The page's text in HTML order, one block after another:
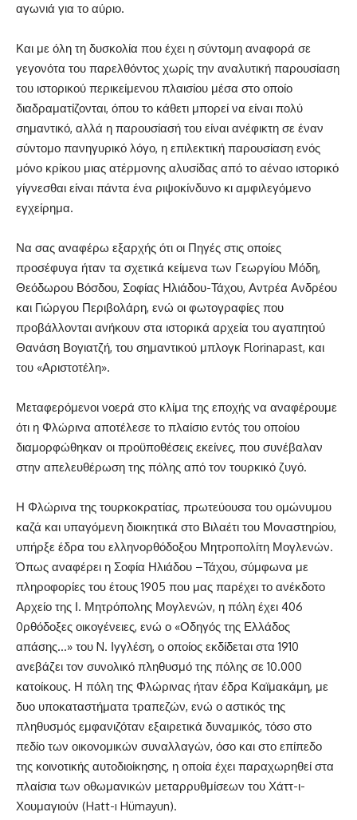
αγωνιά για το αύριο.
Και με όλη τη δυσκολία που έχει η σύντομη αναφορά σε
γεγονότα του παρελθόντος χωρίς την αναλυτική παρουσίαση
του ιστορικού περικείμενου πλαισίου μέσα στο οποίο
διαδραματίζονται, όπου το κάθετι μπορεί να είναι πολύ
σημαντικό, αλλά η παρουσίασή του είναι ανέφικτη σε έναν
σύντομο πανηγυρικό λόγο, η επιλεκτική παρουσίαση ενός
μόνο κρίκου μιας ατέρμονης αλυσίδας από το αέναο ιστορικό
γίγνεσθαι είναι πάντα ένα ριψοκίνδυνο κι αμφιλεγόμενο
εγχείρημα.
Να σας αναφέρω εξαρχής ότι οι Πηγές στις οποίες
προσέφυγα ήταν τα σχετικά κείμενα των Γεωργίου Μόδη,
Θεόδωρου Βόσδου, Σοφίας Ηλιάδου-Τάχου, Αντρέα Ανδρέου
και Γιώργου Περιβολάρη, ενώ οι φωτογραφίες που
προβάλλονται ανήκουν στα ιστορικά αρχεία του αγαπητού
Θανάση Βογιατζή, του σημαντικού μπλογκ Florinapast, και
του «Αριστοτέλη».
Μεταφερόμενοι νοερά στο κλίμα της εποχής να αναφέρουμε
ότι η Φλώρινα αποτέλεσε το πλαίσιο εντός του οποίου
διαμορφώθηκαν οι προϋποθέσεις εκείνες, που συνέβαλαν
στην απελευθέρωση της πόλης από τον τουρκικό ζυγό.
Η Φλώρινα της τουρκοκρατίας, πρωτεύουσα του ομώνυμου
καζά και υπαγόμενη διοικητικά στο Βιλαέτι του Μοναστηρίου,
υπήρξε έδρα του ελληνορθόδοξου Μητροπολίτη Μογλενών.
Όπως αναφέρει η Σοφία Ηλιάδου –Τάχου, σύμφωνα με
πληροφορίες του έτους 1905 που μας παρέχει το ανέκδοτο
Αρχείο της Ι. Μητρόπολης Μογλενών, η πόλη έχει 406
0ρθόδοξες οικογένειες, ενώ ο «Οδηγός της Ελλάδος
απάσης…» του N. Ιγγλέση, ο οποίος εκδίδεται στα 1910
ανεβάζει τον συνολικό πληθυσμό της πόλης σε 10.000
κατοίκους. Η πόλη της Φλώρινας ήταν έδρα Καϊμακάμη, με
δυο υποκαταστήματα τραπεζών, ενώ ο αστικός της
πληθυσμός εμφανιζόταν εξαιρετικά δυναμικός, τόσο στο
πεδίο των οικονομικών συναλλαγών, όσο και στο επίπεδο
της κοινοτικής αυτοδιοίκησης, η οποία έχει παραχωρηθεί στα
πλαίσια των οθωμανικών μεταρρυθμίσεων του Χάττ-ι-
Χουμαγιούν (Hatt-ı Hümayun).